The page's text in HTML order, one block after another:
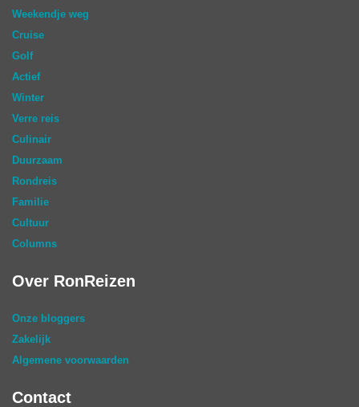
Weekendje weg
Cruise
Golf
Actief
Winter
Verre reis
Culinair
Duurzaam
Rondreis
Familie
Cultuur
Columns
Over RonReizen
Onze bloggers
Zakelijk
Algemene voorwaarden
Contact